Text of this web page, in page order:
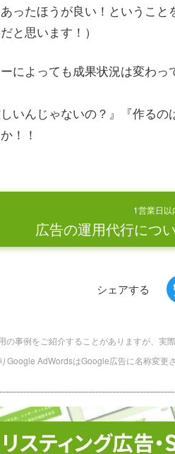
ったほうが良い！というこ
と思います！）
によっても成果状況は変わ
しいんじゃないの？』『作る
！！
1営業日
広告の運用代行につ
シェアする
の事例をご紹介することがありますが、実
Google AdWordsはGoogle広告に名称変